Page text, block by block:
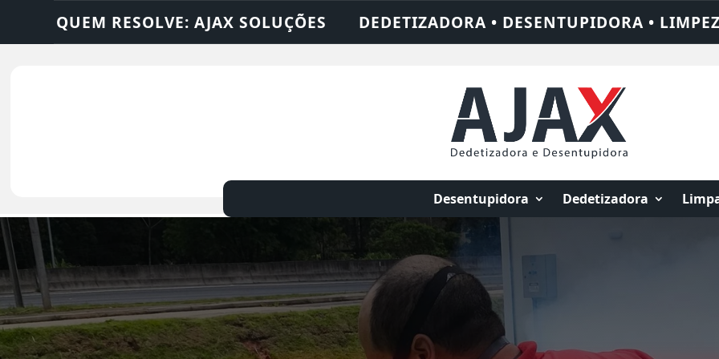
DEDETIZADORA • DESENTUPIDORA • LIMPEZA DE FOSSA • 24 HORAS •
Desentupidora Dedetizadora